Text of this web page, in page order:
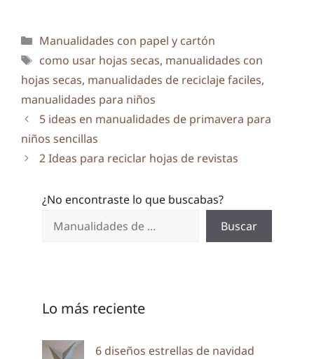
Categorías
Manualidades con papel y cartón
Etiquetas
como usar hojas secas, manualidades con
hojas secas, manualidades de reciclaje faciles,
manualidades para niños
5 ideas en manualidades de primavera para
niños sencillas
2 Ideas para reciclar hojas de revistas
¿No encontraste lo que buscabas?
Buscar
Lo más reciente
6 diseños estrellas de navidad